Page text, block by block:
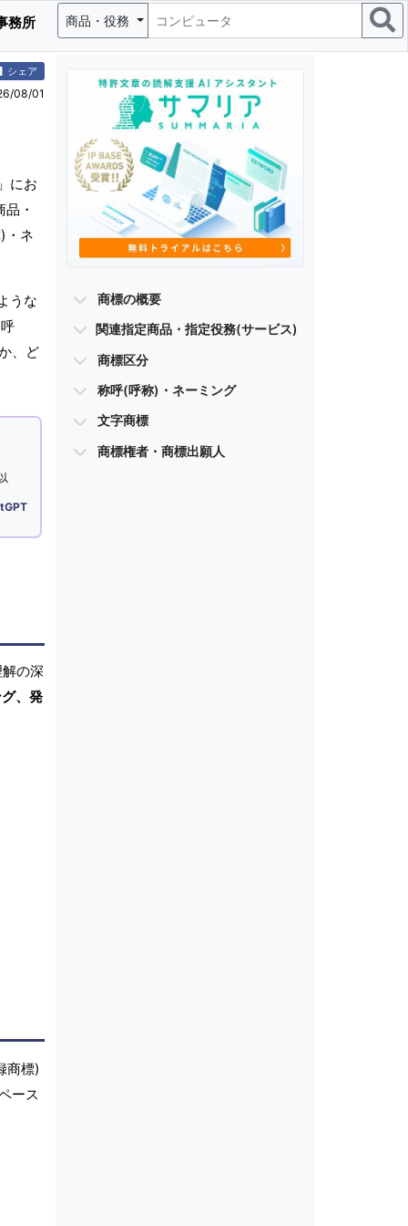
務所 商品・役務
シェア
08/01
にお
・
・ネ
うな
、ど
の深
、発
商標)
ース
商標の概要
関連指定商品・指定役務(サービス)
商標区分
称呼(呼称)・ネーミング
文字商標
商標権者・商標出願人